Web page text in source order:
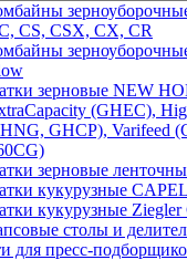
CS, CSX, CX, CR
зерновые NEW
(GHEC),
GHCP), Varifeed
зерновые
кукурузные
кукурузные Ziegler
столы и
для пресс-